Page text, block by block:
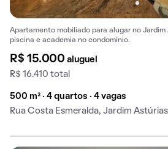
Apartamento mobiliado para alugar no Jardim
piscina e academia no condomínio.
R$ 15.000aluguel
R$ 16.410 total
500 m² · 4 quartos · 4 vagas
Rua Costa Esmeralda, Jardim Astúrias